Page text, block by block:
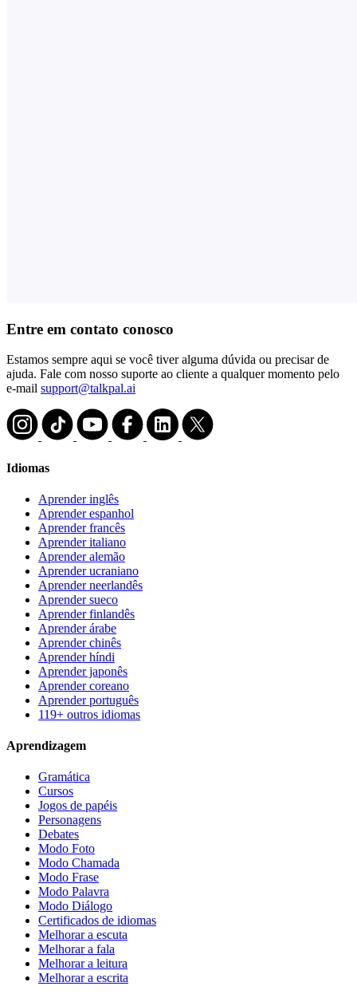
Entre em contato conosco
Estamos sempre aqui se você tiver alguma dúvida ou precisar de
ajuda. Fale com nosso suporte ao cliente a qualquer momento pelo
e-mail support@talkpal.ai
Idiomas
Aprender inglês
Aprender espanhol
Aprender francês
Aprender italiano
Aprender alemão
Aprender ucraniano
Aprender neerlandês
Aprender sueco
Aprender finlandês
Aprender árabe
Aprender chinês
Aprender híndi
Aprender japonês
Aprender coreano
Aprender português
119+ outros idiomas
Aprendizagem
Gramática
Cursos
Jogos de papéis
Personagens
Debates
Modo Foto
Modo Chamada
Modo Frase
Modo Palavra
Modo Diálogo
Certificados de idiomas
Melhorar a escuta
Melhorar a fala
Melhorar a leitura
Melhorar a escrita